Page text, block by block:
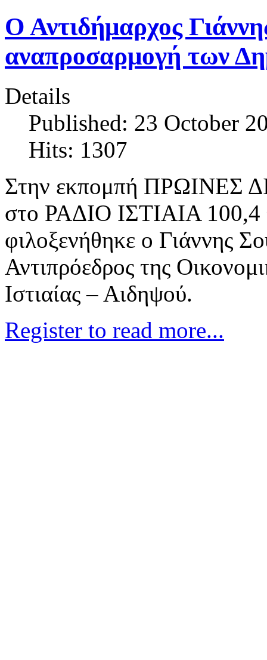
Ο Αντιδήμαρχος
αναπροσαρμογή των
Details
Published: 23 October
Hits: 1307
Στην εκπομπή ΠΡΩΙΝΕΣ
στο ΡΑΔΙΟ ΙΣΤΙΑΙΑ 100,4
φιλοξενήθηκε ο Γιάννης
Αντιπρόεδρος της
Ιστιαίας – Αιδηψού.
Register to read more...